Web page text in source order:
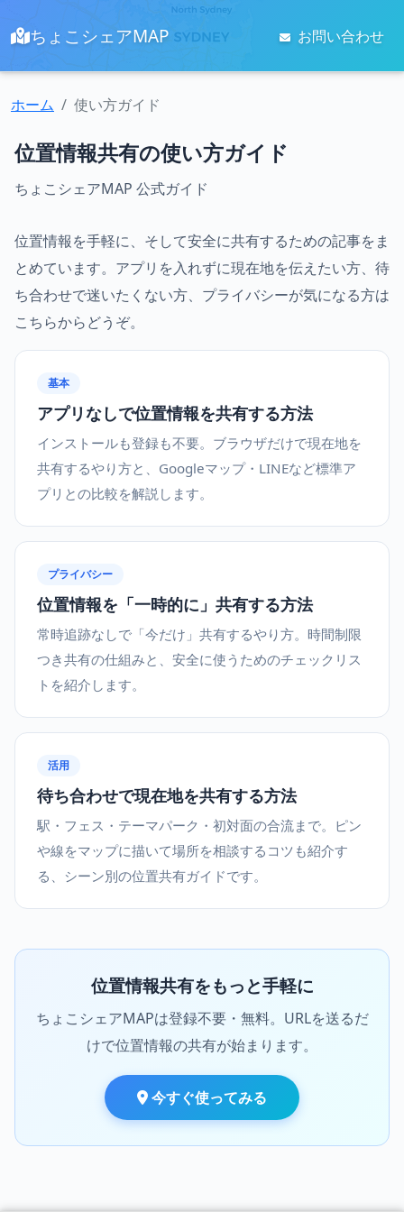
ちょこシェアMAP お問い合わせ
ホーム 使い方ガイド
位置情報共有の使い方ガイド
ちょこシェアMAP 公式ガイド
位置情報を手軽に、そして安全に共有するための記事をま
とめています。アプリを入れずに現在地を伝えたい方、待
ち合わせで迷いたくない方、プライバシーが気になる方は
こちらからどうぞ。
基本
アプリなしで位置情報を共有する方法
インストールも登録も不要。ブラウザだけで現在地を
共有するやり方と、Googleマップ・LINEなど標準ア
プリとの比較を解説します。
プライバシー
位置情報を「一時的に」共有する方法
常時追跡なしで「今だけ」共有するやり方。時間制限
つき共有の仕組みと、安全に使うためのチェックリス
トを紹介します。
活用
待ち合わせで現在地を共有する方法
駅・フェス・テーマパーク・初対面の合流まで。ピン
や線をマップに描いて場所を相談するコツも紹介す
る、シーン別の位置共有ガイドです。
位置情報共有をもっと手軽に
ちょこシェアMAPは登録不要・無料。URLを送るだ
けで位置情報の共有が始まります。
今すぐ使ってみる